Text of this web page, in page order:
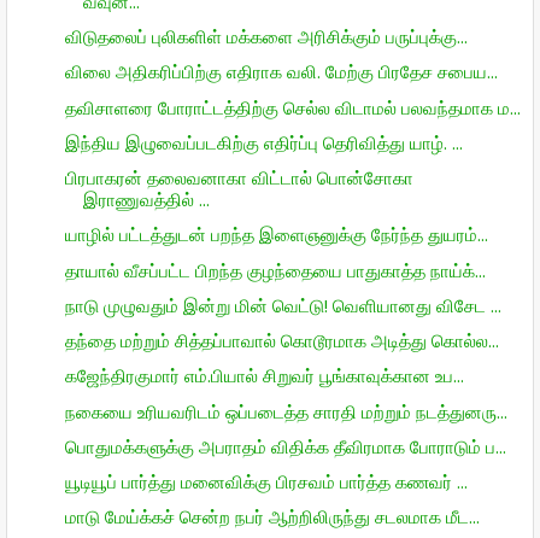
விடுதலைப் புலிகளிள் மக்களை அரிசிக்கும் பருப்புக்கு...
விலை அதிகரிப்பிற்கு எதிராக வலி. மேற்கு பிரதேச சபைய...
தவிசாளரை போராட்டத்திற்கு செல்ல விடாமல் பலவந்தமாக ம...
இந்திய இழுவைப்படகிற்கு எதிர்ப்பு தெரிவித்து யாழ். ...
பிரபாகரன் தலைவனாகா விட்டால் பொன்சோகா
இராணுவத்தில் ...
யாழில் பட்டத்துடன் பறந்த இளைஞனுக்கு நேர்ந்த துயரம்...
தாயால் வீசப்பட்ட பிறந்த குழந்தையை பாதுகாத்த நாய்க்...
நாடு முழுவதும் இன்று மின் வெட்டு! வெளியானது விசேட ...
தந்தை மற்றும் சித்தப்பாவால் கொடூரமாக அடித்து கொல்ல...
கஜேந்திரகுமார் எம்.பியால் சிறுவர் பூங்காவுக்கான உப...
நகையை உரியவரிடம் ஒப்படைத்த சாரதி மற்றும் நடத்துனரு...
பொதுமக்களுக்கு அபராதம் விதிக்க தீவிரமாக போராடும் ப...
யூடியூப் பார்த்து மனைவிக்கு பிரசவம் பார்த்த கணவர் ...
மாடு மேய்க்கச் சென்ற நபர் ஆற்றிலிருந்து சடலமாக மீட...